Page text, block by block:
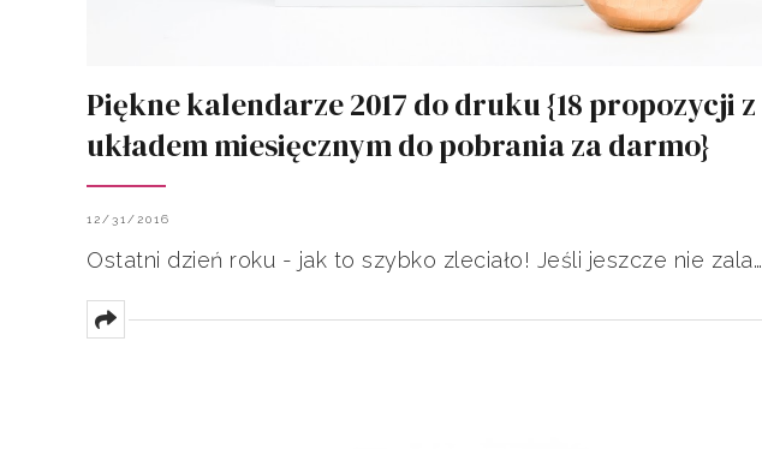
Piękne kalendarze 2017 do druku {18 propozycji z
układem miesięcznym do pobrania za darmo}
12/31/2016
Ostatni dzień roku - jak to szybko zleciało! Jeśli jeszcze nie zala…